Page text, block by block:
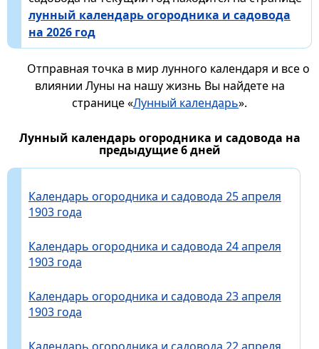
лунный календарь огородника и садовода
на 2026 год
Отправная точка в мир лунного календаря и все о
влиянии Луны на нашу жизнь Вы найдете на
странице «Лунный календарь».
Лунный календарь огородника и садовода на
предыдущие 6 дней
Календарь огородника и садовода 25 апреля
1903 года
Календарь огородника и садовода 24 апреля
1903 года
Календарь огородника и садовода 23 апреля
1903 года